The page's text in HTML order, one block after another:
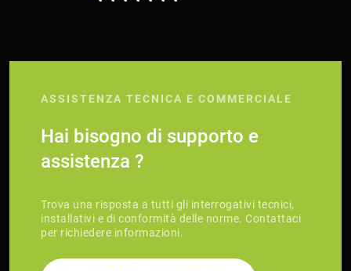
ASSISTENZA TECNICA E COMMERCIALE
Hai bisogno di supporto e
assistenza ?
Trova una risposta a tutti gli interrogativi tecnici,
installativi e di conformità delle norme. Contattaci
per richiedere informazioni.